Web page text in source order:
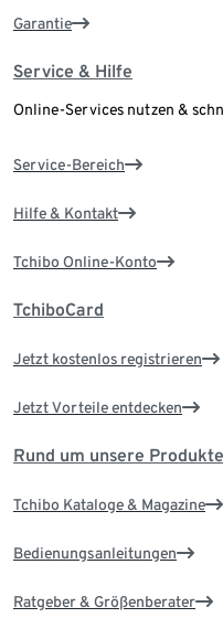
Garantie
Service & Hilfe
Online-Services nutzen &
Service-Bereich
Hilfe & Kontakt
Tchibo Online-Konto
TchiboCard
Jetzt kostenlos registrieren
Jetzt Vorteile entdecken
Rund um unsere Produkte
Tchibo Kataloge & Magazine
Bedienungsanleitungen
Ratgeber & Größenberater